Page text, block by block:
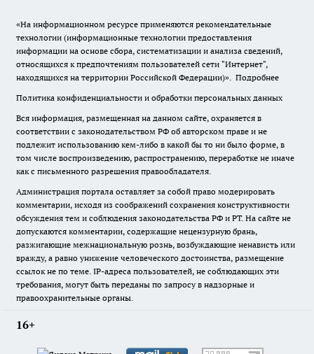
«На информационном ресурсе применяются рекомендательные
технологии (информационные технологии предоставления
информации на основе сбора, систематизации и анализа сведений,
относящихся к предпочтениям пользователей сети "Интернет",
находящихся на территории Российской Федерации)». Подробнее
Политика конфиденциальности и обработки персональных данных
Вся информация, размещенная на данном сайте, охраняется в
соответствии с законодательством РФ об авторском праве и не
подлежит использованию кем-либо в какой бы то ни было форме, в
том числе воспроизведению, распространению, переработке не иначе
как с письменного разрешения правообладателя.
Администрация портала оставляет за собой право модерировать
комментарии, исходя из соображений сохранения конструктивности
обсуждения тем и соблюдения законодательства РФ и РТ. На сайте не
допускаются комментарии, содержащие нецензурную брань,
разжигающие межнациональную рознь, возбуждающие ненависть или
вражду, а равно унижение человеческого достоинства, размещение
ссылок не по теме. IP-адреса пользователей, не соблюдающих эти
требования, могут быть переданы по запросу в надзорные и
правоохранительные органы.
16+